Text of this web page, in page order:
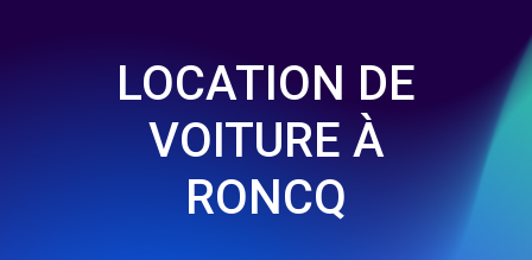
LOCATION DE
VOITURE À
RONCQ